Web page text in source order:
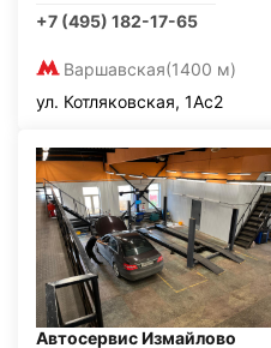
+7 (495) 182-17-65
Варшавская(1400 м)
ул. Котляковская, 1Ас2
Автосервис Измайлово